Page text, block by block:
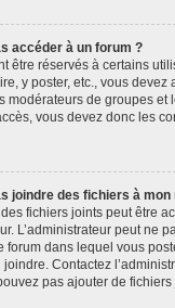
accéder à un forum ?
être réservés à certains
y poster, etc., vous
modérateurs de groupes et
vous devez donc les
joindre des fichiers à mon
fichiers joints peut être
L’administrateur peut ne
forum dans lequel vous
Contactez
pas ajouter de